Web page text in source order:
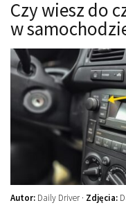
Technika jazdy
Oświetlenie
Kalkulatory
Przelicznik mocy
Auto z niemiec
Czy wiesz do
w
Autor: Daily Driver · Zdjęcia: